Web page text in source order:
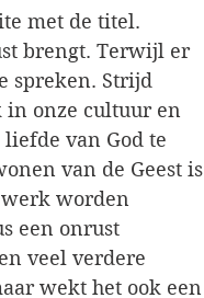
met de titel.
brengt. Terwijl er
spreken. Strijd
in onze cultuur en
van God te
van de Geest is
worden
een onrust
veel verdere
wekt het ook een